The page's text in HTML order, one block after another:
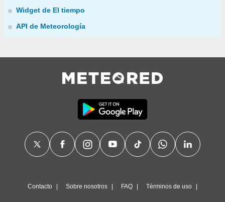
Widget de El tiempo
API de Meteorología
Contacto Sobre nosotros FAQ Términos de uso